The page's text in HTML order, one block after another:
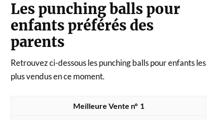
Les punching balls pour
enfants préférés des
parents
Retrouvez ci-dessous les punching balls pour enfants les
plus vendus en ce moment.
1